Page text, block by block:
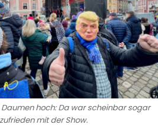
hoch: Da war scheinbar sogar
mit der Show.